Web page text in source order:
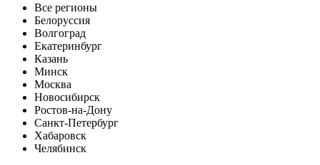
Все регионы
Белоруссия
Волгоград
Екатеринбург
Казань
Минск
Москва
Новосибирск
Ростов-на-Дону
Санкт-Петербург
Хабаровск
Челябинск